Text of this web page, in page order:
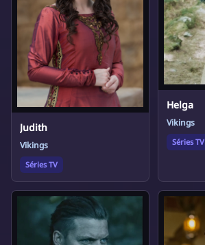
Judith
Vikings
Séries TV
Helga
Vikings
Séries TV